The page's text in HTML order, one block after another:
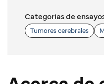
Categorías de
Tumores cerebrales